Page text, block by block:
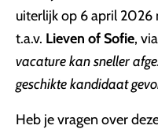
uiterlijk op 6 april 2026
t.a.v. Lieven of Sofie, via
vacature kan sneller
geschikte kandidaat
Heb je vragen over